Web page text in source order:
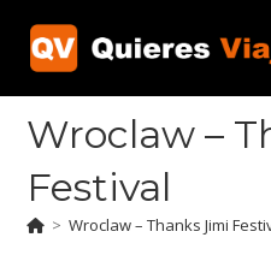
contenido
Wroclaw –
Festival
> Wroclaw – Thanks Jimi